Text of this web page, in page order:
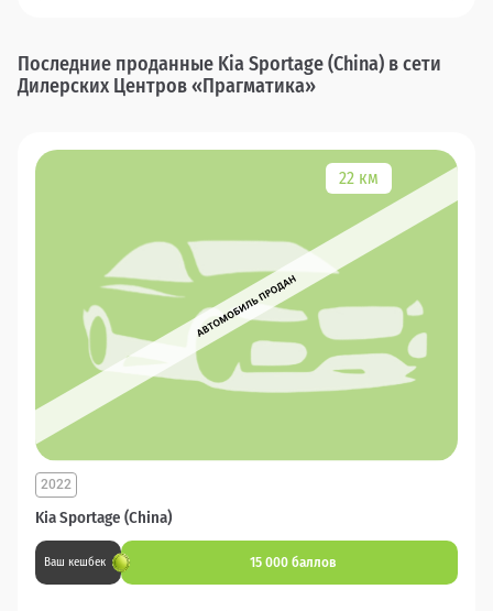
Последние проданные Kia Sportage (China) в сети
Дилерских Центров «Прагматика»
22 км
Kia Sportage (China)
2022
Ваш кешбек 15 000 баллов